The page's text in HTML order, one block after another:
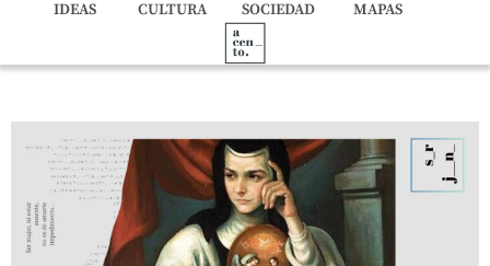
IDEAS CULTURA SOCIEDAD MAPAS